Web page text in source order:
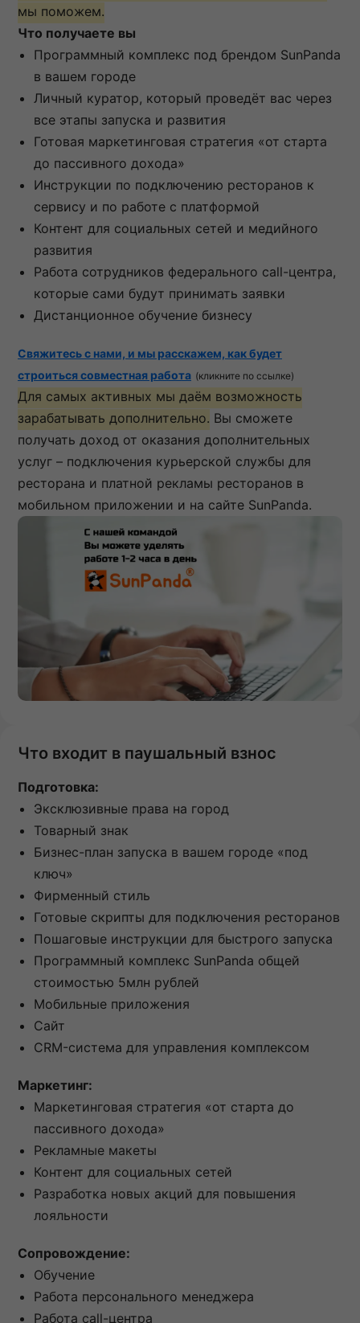
мы поможем.
Что получаете вы
Программный комплекс под брендом SunPanda
в вашем городе
Личный куратор, который проведёт вас через
все этапы запуска и развития
Готовая маркетинговая стратегия «от старта
до пассивного дохода»
Инструкции по подключению ресторанов к
сервису и по работе с платформой
Контент для социальных сетей и медийного
развития
Работа сотрудников федерального call-центра,
которые сами будут принимать заявки
Дистанционное обучение бизнесу
Свяжитесь с нами, и мы расскажем, как будет
строиться совместная работа (кликните по ссылке)
Для самых активных мы даём возможность
зарабатывать дополнительно. Вы сможете
получать доход от оказания дополнительных
услуг – подключения курьерской службы для
ресторана и платной рекламы ресторанов в
мобильном приложении и на сайте SunPanda.
Что входит в паушальный взнос
Подготовка:
Эксклюзивные права на город
Товарный знак
Бизнес-план запуска в вашем городе «под
ключ»
Фирменный стиль
Готовые скрипты для подключения ресторанов
Пошаговые инструкции для быстрого запуска
Программный комплекс SunPanda общей
стоимостью 5млн рублей
Мобильные приложения
Сайт
CRM-система для управления комплексом
Маркетинг:
Маркетинговая стратегия «от старта до
пассивного дохода»
Рекламные макеты
Контент для социальных сетей
Разработка новых акций для повышения
лояльности
Сопровождение:
Обучение
Работа персонального менеджера
Работа call-центра